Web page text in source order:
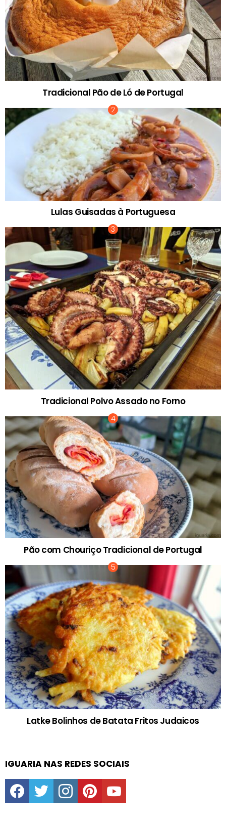
Tradicional Pão de Ló de Portugal
Lulas Guisadas à Portuguesa
Tradicional Polvo Assado no Forno
Pão com Chouriço Tradicional de Portugal
Latke Bolinhos de Batata Fritos Judaicos
IGUARIA NAS REDES SOCIAIS
facebooktwitter instagrampinterestyoutube